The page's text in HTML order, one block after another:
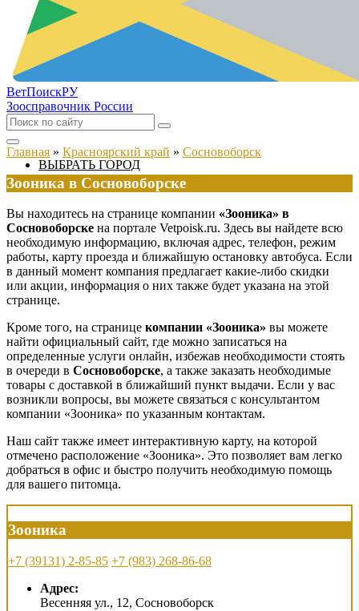
ВетПоискРУ
Зоосправочник России
ВЫБРАТЬ ГОРОД
Главная » Красноярский край » Сосновоборск
Зооника в Сосновоборске
Вы находитесь на странице компании «Зооника» в
Сосновоборске на портале Vetpoisk.ru. Здесь вы найдете всю
необходимую информацию, включая адрес, телефон, режим
работы, карту проезда и ближайшую остановку автобуса. Если
в данный момент компания предлагает какие-либо скидки
или акции, информация о них также будет указана на этой
странице.
Кроме того, на странице компании «Зооника» вы можете
найти официальный сайт, где можно записаться на
определенные услуги онлайн, избежав необходимости стоять
в очереди в Сосновоборске, а также заказать необходимые
товары с доставкой в ближайший пункт выдачи. Если у вас
возникли вопросы, вы можете связаться с консультантом
компании «Зооника» по указанным контактам.
Наш сайт также имеет интерактивную карту, на которой
отмечено расположение «Зооника». Это позволяет вам легко
добраться в офис и быстро получить необходимую помощь
для вашего питомца.
Зооника
+7 (39131) 2-85-85 +7 (983) 268-86-68
Адрес:
Весенняя ул., 12, Сосновоборск